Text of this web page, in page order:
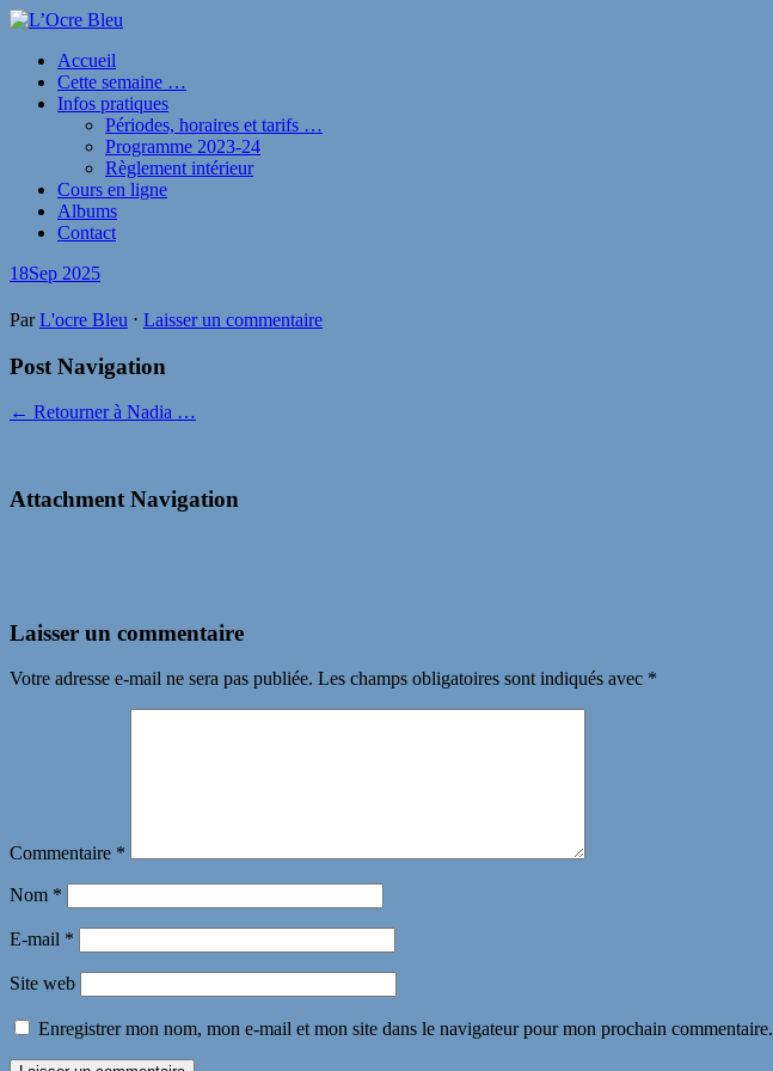
Accueil
Cette semaine …
Infos pratiques
Périodes, horaires et tarifs …
Programme 2023-24
Règlement intérieur
Cours en ligne
Albums
Contact
18Sep 2025
ParL'ocre Bleu ⋅ Laisser un commentaire
Post Navigation
← Retourner à Nadia …
Attachment Navigation
Laisser un commentaire
Votre adresse e-mail ne sera pas publiée. Les champs obligatoires sont indiqués avec *
Commentaire *
Nom *
E-mail *
Site web
Enregistrer mon nom, mon e-mail et mon site dans le navigateur pour mon prochain commentaire.